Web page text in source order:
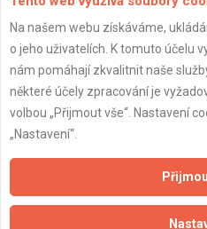
Aktualizováno z portálu
Naše firmy a
Zpracování a
Na našem webu získáváme,
o jeho uživatelích. K tomuto účelu
nám pomáhají zkvalitnit naše
některé účely zpracování je
volbou „Přijmout vše“. Nastavení
„Nastavení“.